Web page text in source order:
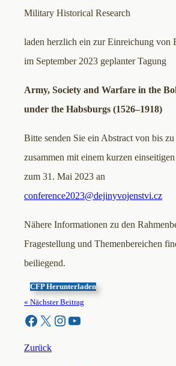
Military Historical Research
laden herzlich ein zur Einreichung von
im September 2023 geplanter Tagung
Army, Society and Warfare in the
under the Habsburgs (1526–1918)
Bitte senden Sie ein Abstract von bis
zusammen mit einem kurzen
zum 31. Mai 2023 an
conference2023@dejinyvojenstvi.cz
Nähere Informationen zu den
Fragestellung und Themenbereichen
beiliegend.
CFP Herunterladen
« Nächster Beitrag
Facebook X Instagram YouTube
Zurück